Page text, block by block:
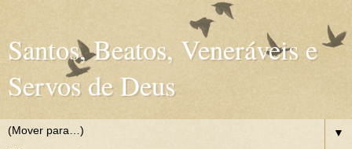
Santos, Beatos, Veneráveis e
Servos de Deus
▼